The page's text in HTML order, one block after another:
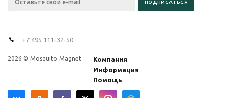
+7 495 111-32-50
2026 © Mosquito Magnet
Компания
Информация
Помощь